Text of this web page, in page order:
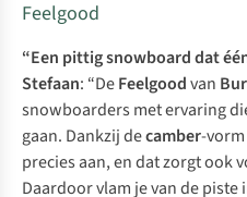
Feelgood
“Een pittig snowboard dat
Stefaan: “DeFeelgoodvan
snowboarders met ervaring
gaan. Dankzij decamber-
precies aan, en dat zorgt ook
Daardoor vlam je van de piste